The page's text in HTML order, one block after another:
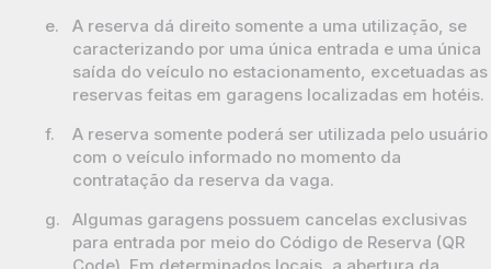
e.
A reserva dá direito somente a uma utilização, se
caracterizando por uma única entrada e uma única
saída do veículo no estacionamento, excetuadas as
reservas feitas em garagens localizadas em hotéis.
f.
A reserva somente poderá ser utilizada pelo usuário
com o veículo informado no momento da
contratação da reserva da vaga.
g.
Algumas garagens possuem cancelas exclusivas
para entrada por meio do Código de Reserva (QR